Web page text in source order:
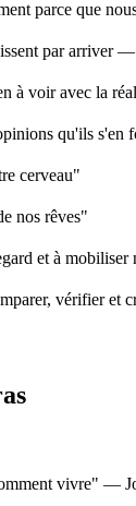
parce que
par arriver
à voir avec la
qu'ils
cerveau"
nos rêves"
et à
vérifier
vivre" —